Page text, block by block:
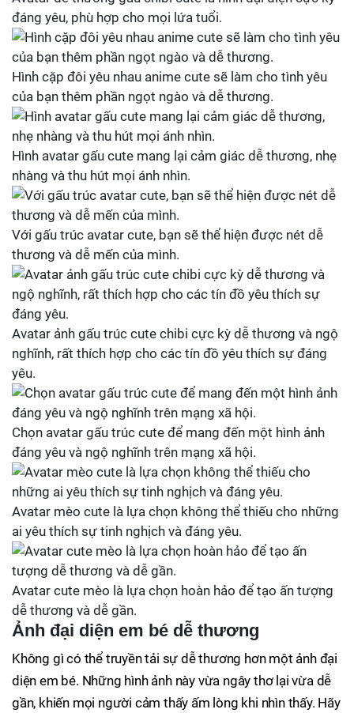
đáng yêu, phù hợp cho mọi lứa tuổi.
Hình cặp đôi yêu nhau anime cute sẽ làm cho tình yêu
của bạn thêm phần ngọt ngào và dễ thương.
Hình avatar gấu cute mang lại cảm giác dễ thương, nhẹ
nhàng và thu hút mọi ánh nhìn.
Với gấu trúc avatar cute, bạn sẽ thể hiện được nét dễ
thương và dễ mến của mình.
Avatar ảnh gấu trúc cute chibi cực kỳ dễ thương và ngộ
nghĩnh, rất thích hợp cho các tín đồ yêu thích sự đáng
yêu.
Chọn avatar gấu trúc cute để mang đến một hình ảnh
đáng yêu và ngộ nghĩnh trên mạng xã hội.
Avatar mèo cute là lựa chọn không thể thiếu cho những
ai yêu thích sự tinh nghịch và đáng yêu.
Avatar cute mèo là lựa chọn hoàn hảo để tạo ấn tượng
dễ thương và dễ gần.
Ảnh đại diện em bé dễ thương
Không gì có thể truyền tải sự dễ thương hơn một ảnh đại
diện em bé. Những hình ảnh này vừa ngây thơ lại vừa dễ
gần, khiến mọi người cảm thấy ấm lòng khi nhìn thấy. Hãy